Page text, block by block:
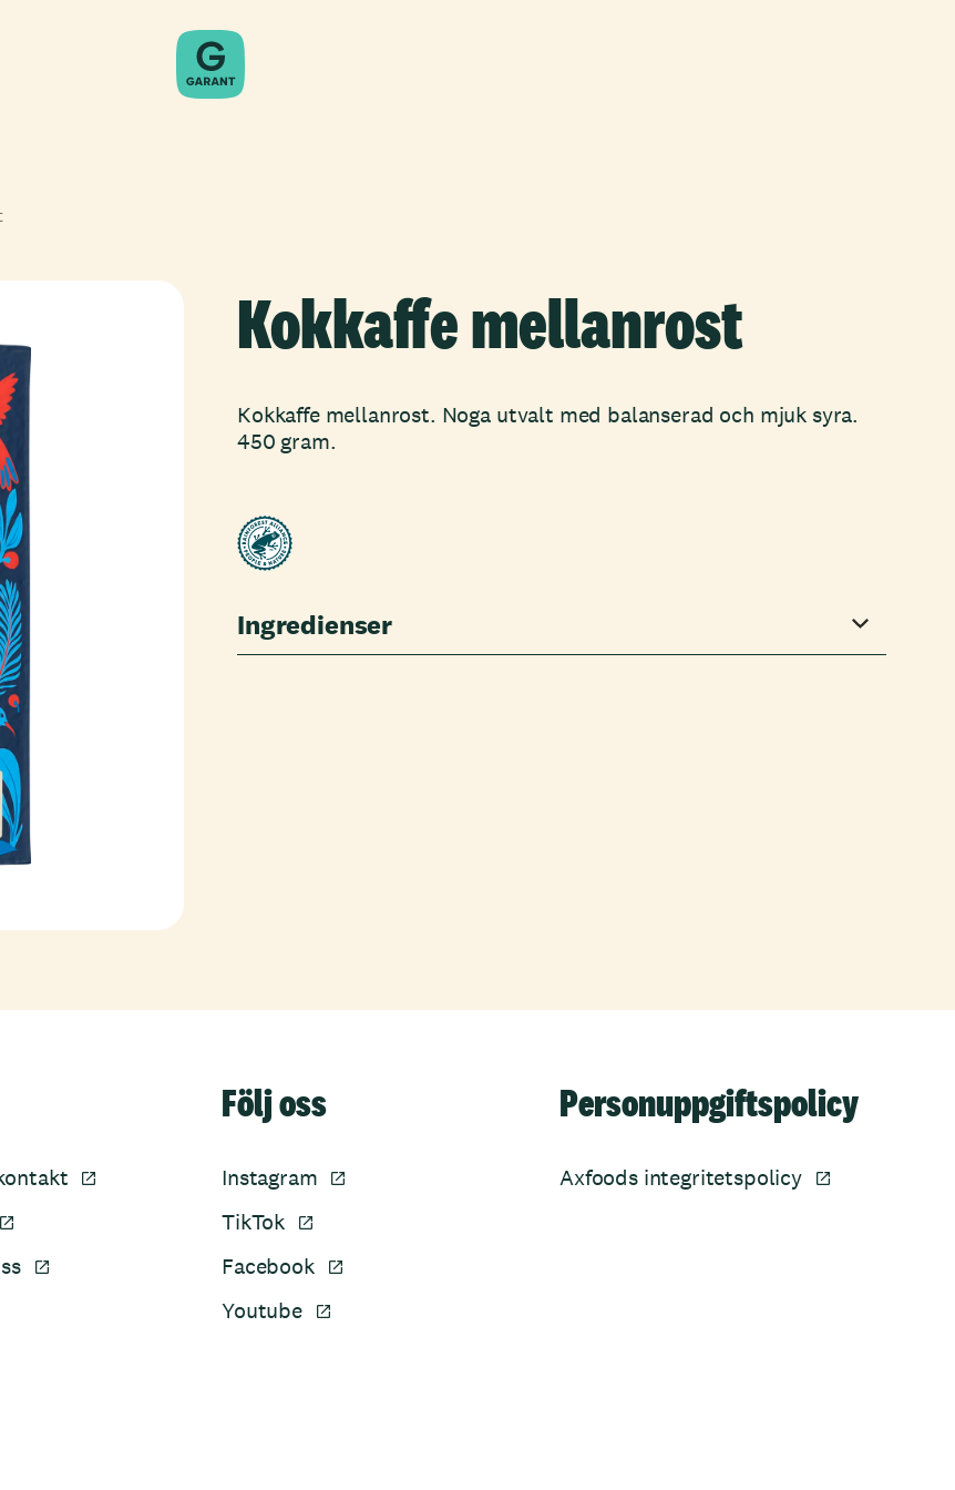
Kokkaffe mellanrost
Kokkaffe mellanrost. Noga utvalt med balanserad och mjuk syra.
450 gram.
Ingredienser
Följ oss
Instagram
TikTok
Facebook
Youtube
Personuppgiftspolicy
Axfoods integritetspolicy